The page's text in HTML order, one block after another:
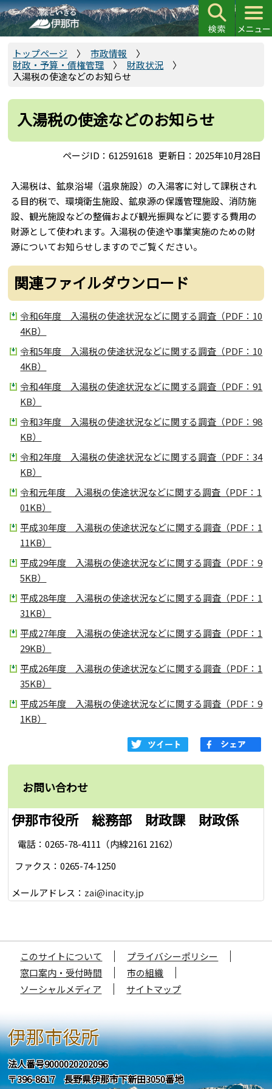
こ
の
ペ
先
トップページ
市政情報
財政・予算・債権管理
財政状況
入湯税の使途などのお知らせ
入湯税の使途などのお知らせ
ページID：612591618 更新日：2025年10月28日
入湯税は、鉱泉浴場（温泉施設）の入湯客に対して課税され
る目的税で、環境衛生施設、鉱泉源の保護管理施設、消防施
設、観光施設などの整備および観光振興などに要する費用の
財源として使われます。入湯税の使途や事業実施のための財
源についてお知らせしますのでご覧ください。
関連ファイルダウンロード
令和6年度 入湯税の使途状況などに関する調査（PDF：10
4KB）
令和5年度 入湯税の使途状況などに関する調査（PDF：10
4KB）
令和4年度 入湯税の使途状況などに関する調査（PDF：91
KB）
令和3年度 入湯税の使途状況などに関する調査（PDF：98
KB）
令和2年度 入湯税の使途状況などに関する調査（PDF：34
KB）
令和元年度 入湯税の使途状況などに関する調査（PDF：1
01KB）
平成30年度 入湯税の使途状況などに関する調査（PDF：1
11KB）
平成29年度 入湯税の使途状況などに関する調査（PDF：9
5KB）
平成28年度 入湯税の使途状況などに関する調査（PDF：1
31KB）
平成27年度 入湯税の使途状況などに関する調査（PDF：1
29KB）
平成26年度 入湯税の使途状況などに関する調査（PDF：1
35KB）
平成25年度 入湯税の使途状況などに関する調査（PDF：9
1KB）
お問い合わせ
伊那市役所 総務部 財政課 財政係
電話：0265-78-4111（内線2161 2162）
ファクス：0265-74-1250
メールアドレス： zai@inacity.jp
このサイトについて
プライバシーポリシー
窓口案内・受付時間
市の組織
ソーシャルメディア
サイトマップ
伊那市役所
法人番号9000020202096
〒396-8617 長野県伊那市下新田3050番地